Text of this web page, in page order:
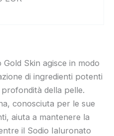
Skin agisce in modo
di ingredienti potenti
della pelle.
conosciuta per le sue
aiuta a mantenere la
il Sodio Ialuronato